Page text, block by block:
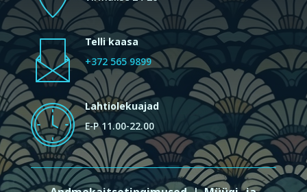
Telli kaasa
+372 565 9899
Lahtiolekuajad
E-P 11.00-22.00